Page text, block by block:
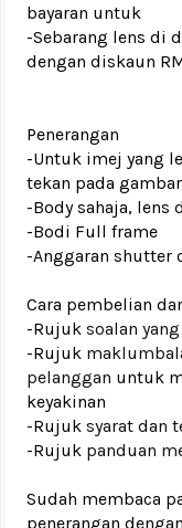
bayaran untuk
-Sebarang lens di
dengan diskaun
Penerangan
-Untuk imej yang
tekan pada
-Body sahaja, lens
-Bodi Full frame
-Anggaran shutter
Cara pembelian
-Rujuk soalan
-Rujuk
pelanggan untuk
keyakinan
-Rujuk syarat dan
-Rujuk panduan
Sudah membaca
penerangan